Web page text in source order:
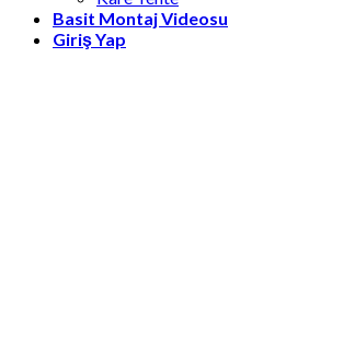
Basit Montaj Videosu
Giriş Yap